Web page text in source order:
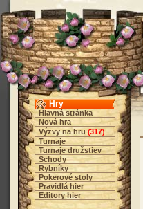
Hry
Hlavná stránka
Nová hra
Výzvy na hru (317)
Turnaje
Turnaje družstiev
Schody
Rybníky
Pokerové stoly
Pravidlá hier
Editory hier